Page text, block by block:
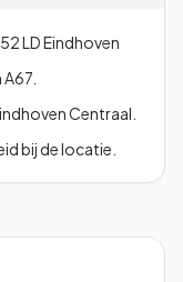
LDEindhoven
Centraal.
bij de locatie.